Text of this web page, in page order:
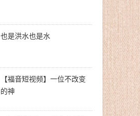
也是洪水也是水
【福音短视频】一位不改变
的神